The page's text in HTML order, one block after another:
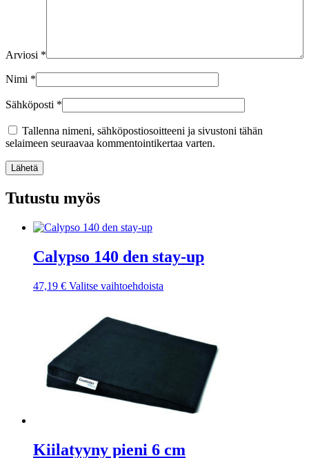
Arviosi *
Nimi *
Sähköposti *
Tallenna nimeni, sähköpostiosoitteeni ja sivustoni tähän
selaimeen seuraavaa kommentointikertaa varten.
Lähetä
Tutustu myös
Calypso 140 den stay-up
47,19 € Valitse vaihtoehdoista
muunnelma.
sivulla.
Kiilatyyny pieni 6 cm